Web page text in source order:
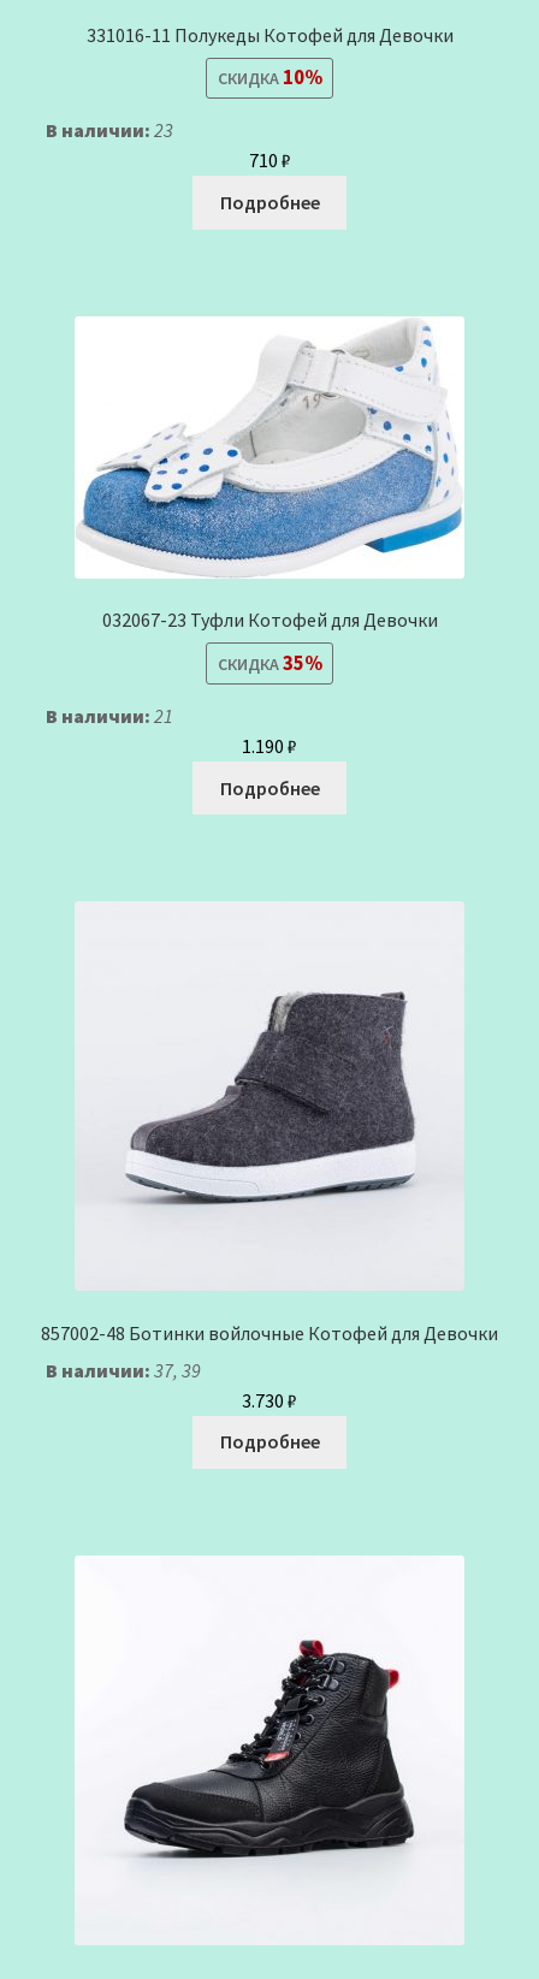
331016-11 Полукеды Котофей для Девочки
СКИДКА10%
В наличии: 23
710 ₽
Подробнее
032067-23 Туфли Котофей для Девочки
СКИДКА35%
В наличии: 21
1.190 ₽
Подробнее
857002-48 Ботинки войлочные Котофей для Девочки
В наличии: 37, 39
3.730 ₽
Подробнее